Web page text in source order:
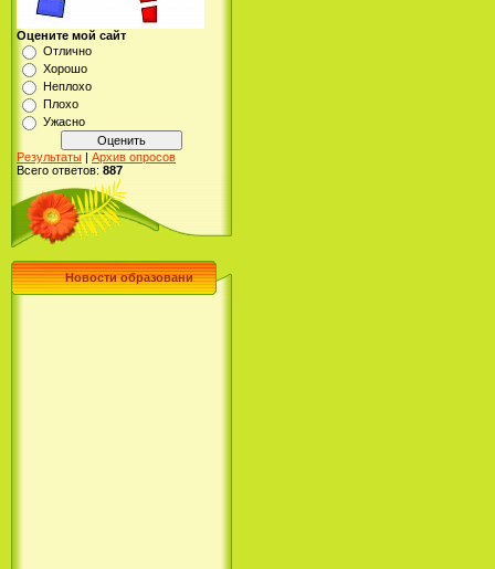
Оцените мой сайт
Отлично
Хорошо
Неплохо
Плохо
Ужасно
Результаты | Архив опросов
Всего ответов: 887
Новости образовани